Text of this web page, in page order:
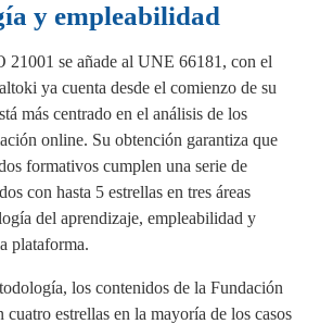
y empleabilidad
21001 se añade al UNE 66181, con el
ya cuenta desde el comienzo de su
más centrado en el análisis de los
online. Su obtención garantiza que
formativos cumplen una serie de
con hasta 5 estrellas en tres áreas
del aprendizaje, empleabilidad y
plataforma.
los contenidos de la Fundación
cuatro estrellas en la mayoría de los casos